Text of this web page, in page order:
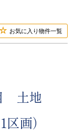
お気に入り物件一覧
土地
画）